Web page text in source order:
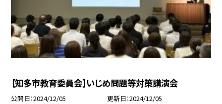
【知多市教育委員会】いじめ問題等対策講演会
公開日 2024/12/05 更新日 2024/12/05